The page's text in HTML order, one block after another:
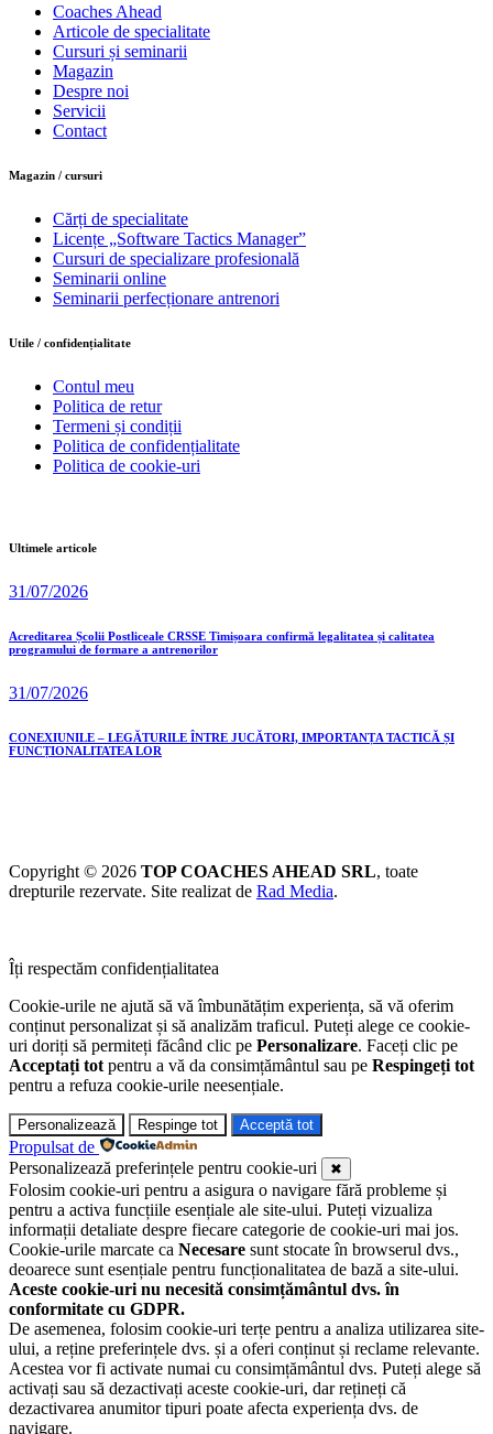
Coaches Ahead
Articole de specialitate
Cursuri și seminarii
Magazin
Despre noi
Servicii
Contact
Magazin / cursuri
Cărți de specialitate
Licențe „Software Tactics Manager”
Cursuri de specializare profesională
Seminarii online
Seminarii perfecționare antrenori
Utile / confidențialitate
Contul meu
Politica de retur
Termeni și condiții
Politica de confidențialitate
Politica de cookie-uri
Ultimele articole
31/07/2026
Acreditarea Școlii Postliceale CRSSE Timișoara confirmă legalitatea și calitatea
programului de formare a antrenorilor
31/07/2026
CONEXIUNILE – LEGĂTURILE ÎNTRE JUCĂTORI, IMPORTANȚA TACTICĂ ȘI
FUNCȚIONALITATEA LOR
Copyright © 2026 TOP COACHES AHEAD SRL, toate
drepturile rezervate. Site realizat de Rad Media.
Îți respectăm confidențialitatea
Cookie-urile ne ajută să vă îmbunătățim experiența, să vă oferim
conținut personalizat și să analizăm traficul. Puteți alege ce cookie-
uri doriți să permiteți făcând clic pe Personalizare. Faceți clic pe
Acceptați tot pentru a vă da consimțământul sau pe Respingeți tot
pentru a refuza cookie-urile neesențiale.
Personalizează Respinge tot Acceptă tot
Propulsat de
Personalizează preferințele pentru cookie-uri
✖
Folosim cookie-uri pentru a asigura o navigare fără probleme și
pentru a activa funcțiile esențiale ale site-ului. Puteți vizualiza
informații detaliate despre fiecare categorie de cookie-uri mai jos.
Cookie-urile marcate ca Necesare sunt stocate în browserul dvs.,
deoarece sunt esențiale pentru funcționalitatea de bază a site-ului.
Aceste cookie-uri nu necesită consimțământul dvs. în
conformitate cu GDPR.
De asemenea, folosim cookie-uri terțe pentru a analiza utilizarea site-
ului, a reține preferințele dvs. și a oferi conținut și reclame relevante.
Acestea vor fi activate numai cu consimțământul dvs. Puteți alege să
activați sau să dezactivați aceste cookie-uri, dar rețineți că
dezactivarea anumitor tipuri poate afecta experiența dvs. de
navigare.